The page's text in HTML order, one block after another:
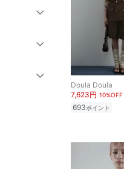
物
％OFF
Doula Doula
7,623円 10%OFF
693ポイント